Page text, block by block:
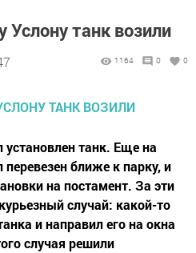
танк возили
1164 0 0
установлен танк. Еще на
ближе к парку, и
на постамент. За эти
случай: какой-то
и направил его на окна
случая решили